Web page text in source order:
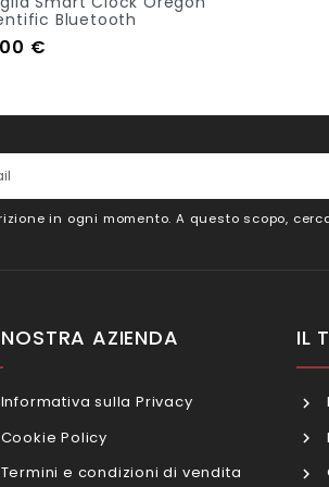
Bluetooth
€
in ogni momento. A questo scopo,
AZIENDA
Informativa sulla Privacy
Cookie Policy
Termini e condizioni di vendita
IL